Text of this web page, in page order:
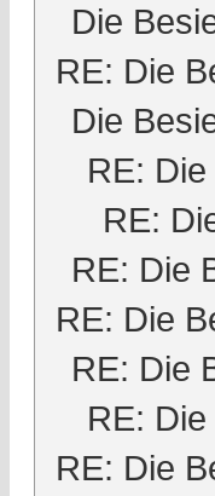
Die
RE: Die
Die
RE:
RE:
RE: Die
RE: Die
RE: Die
RE:
RE: Die